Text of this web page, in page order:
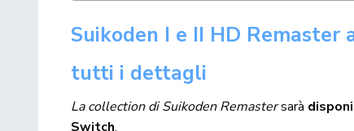
Suikoden I e II HD
tutti i dettagli
La collection di Suikoden Remastersarà
Switch.